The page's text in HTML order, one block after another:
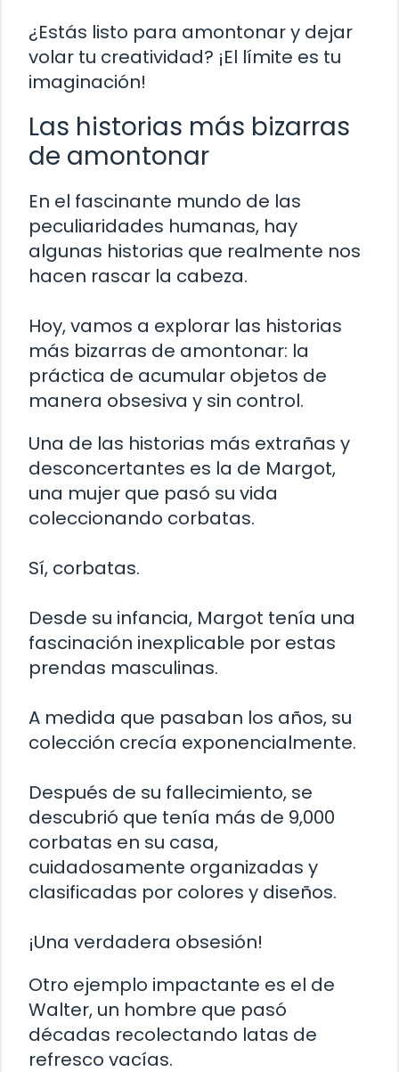
¿Estás listo para amontonar y dejar
volar tu creatividad? ¡El límite es tu
imaginación!
Las historias más bizarras
de amontonar
En el fascinante mundo de las
peculiaridades humanas, hay
algunas historias que realmente nos
hacen rascar la cabeza.
Hoy, vamos a explorar las historias
más bizarras de amontonar: la
práctica de acumular objetos de
manera obsesiva y sin control.
Una de las historias más extrañas y
desconcertantes es la de Margot,
una mujer que pasó su vida
coleccionando corbatas.
Sí, corbatas.
Desde su infancia, Margot tenía una
fascinación inexplicable por estas
prendas masculinas.
A medida que pasaban los años, su
colección crecía exponencialmente.
Después de su fallecimiento, se
descubrió que tenía más de 9,000
corbatas en su casa,
cuidadosamente organizadas y
clasificadas por colores y diseños.
¡Una verdadera obsesión!
Otro ejemplo impactante es el de
Walter, un hombre que pasó
décadas recolectando latas de
refresco vacías.